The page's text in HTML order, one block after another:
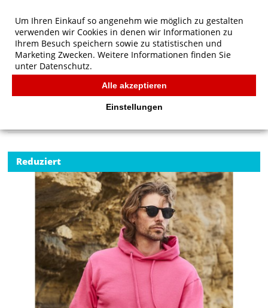
Fruit of the Loom Klassischer Kapuzen-Sweatshirt
FRUIT OF THE LOOM
Reduziert
Um Ihren Einkauf so angenehm wie möglich zu gestalten
verwenden wir Cookies in denen wir Informationen zu
Ihrem Besuch speichern sowie zu statistischen und
Marketing Zwecken. Weitere Informationen finden Sie
unter Datenschutz.
Alle akzeptieren
Einstellungen